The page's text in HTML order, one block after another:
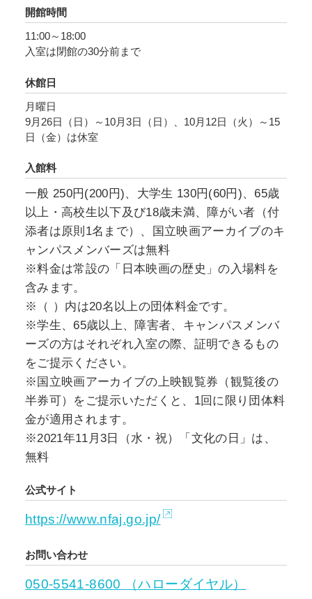
グ・コング』（1933年）に魅入られて特撮の研
究を始めた円谷は、やがてミニチュア撮影によ
り東宝撮影所の航空映画に貢献し、戦争映画
映画界全体に特撮の意義を知らしめました。そ
して戦後、たゆまぬ創意工夫を通じ、日本初の
「特技監督」として東宝撮影所などから数々の
戦争映画・怪獣映画・SF映画を送り出し、1963
ダクション）を興してテレビ特撮の礎を築き、
後進の育成にも努めた史実は誰もが知るところ
です。
近年、東宝特撮映画や円谷プロの「ウルトラマ
ン」シリーズなどの特撮をめぐる研究は高度な
達成を見せ、名スタッフの功績や技法に注目し
た展覧会も頻繁に行われていますが、これまで
円谷自身を日本映画史の中に位置づけようとす
る機会は多くありません。その生誕120年を記念
して、須賀川市との共催により実現する本展
は、イギリスで新たに発掘された円谷撮影の初
期作品『かぐや姫』（1935年）も含めて、若き
日の功績にも注目しながらその生涯を紹介しま
す。
開館時間
11:00～18:00
入室は閉館の30分前まで
休館日
月曜日
9月26日（日）～10月3日（日）、10月12日（火）～15
日（金）は休室
入館料
一般 250円(200円)、大学生 130円(60円)、65歳
以上・高校生以下及び18歳未満、障がい者（付
添者は原則1名まで）、国立映画アーカイブのキ
ャンパスメンバーズは無料
※料金は常設の「日本映画の歴史」の入場料を
含みます。
※（ ）内は20名以上の団体料金です。
※学生、65歳以上、障害者、キャンパスメンバ
ーズの方はそれぞれ入室の際、証明できるもの
をご提示ください。
※国立映画アーカイブの上映観覧券（観覧後の
半券可）をご提示いただくと、1回に限り団体料
金が適用されます。
※2021年11月3日（水・祝）「文化の日」は、
無料
公式サイト
https://www.nfaj.go.jp/
お問い合わせ
050-5541-8600 （ハローダイヤル）